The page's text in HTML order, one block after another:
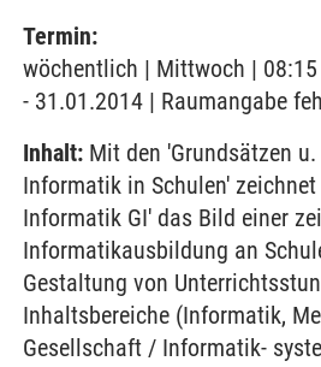
Termin:
wöchentlich | Mittwoch |
- 31.01.2014 | Raumangabe
Inhalt: Mit den 'Grundsätzen
Informatik in Schulen'
Informatik GI' das Bild einer
Informatikausbildung an
Gestaltung von
Inhaltsbereiche (Informatik,
Gesellschaft / Informatik-